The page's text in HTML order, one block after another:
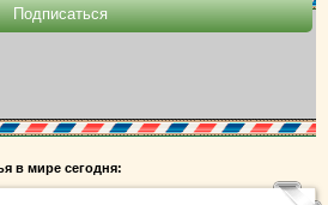
в мире сегодня: